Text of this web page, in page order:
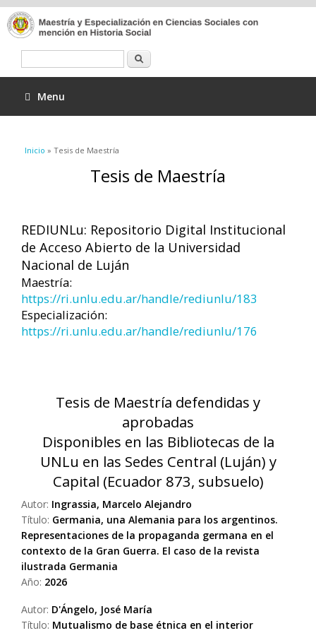
Menu
Se encuentra usted aquí
Inicio » Tesis de Maestría
Tesis de Maestría
REDIUNLu: Repositorio Digital Institucional
de Acceso Abierto de la Universidad
Nacional de Luján
Maestría:
https://ri.unlu.edu.ar/handle/rediunlu/183
Especialización:
https://ri.unlu.edu.ar/handle/rediunlu/176
Tesis de Maestría defendidas y
aprobadas
Disponibles en las Bibliotecas de la
UNLu en las Sedes Central (Luján) y
Capital (Ecuador 873, subsuelo)
Autor: Ingrassia, Marcelo Alejandro
Título: Germania, una Alemania para los argentinos.
Representaciones de la propaganda germana en el
contexto de la Gran Guerra. El caso de la revista
ilustrada Germania
Año: 2026
Autor: D'Ángelo, José María
Título: Mutualismo de base étnica en el interior